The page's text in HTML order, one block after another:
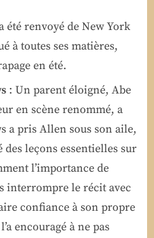
été renvoyé de New York
à toutes ses matières,
en été.
: Un parent éloigné, Abe
en scène renommé, a
a pris Allen sous son aile,
leçons essentielles sur
l’importance de
interrompre le récit avec
confiance à son propre
encouragé à ne pas